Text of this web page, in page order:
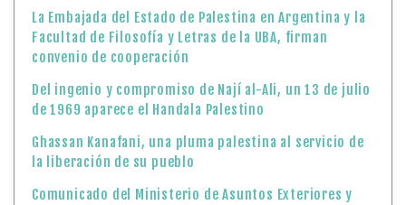
La Embajada del Estado de Palestina en Argentina y la
Facultad de Filosofía y Letras de la UBA, firman
convenio de cooperación
Del ingenio y compromiso de Nají al-Ali, un 13 de julio
de 1969 aparece el Handala Palestino
Ghassan Kanafani, una pluma palestina al servicio de
la liberación de su pueblo
Comunicado del Ministerio de Asuntos Exteriores y